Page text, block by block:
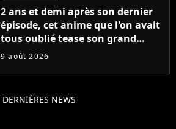
2 ans et demi après son dernier
épisode, cet anime que l'on avait
tous oublié tease son grand
retour
9 août 2026
DERNIÈRES NEWS